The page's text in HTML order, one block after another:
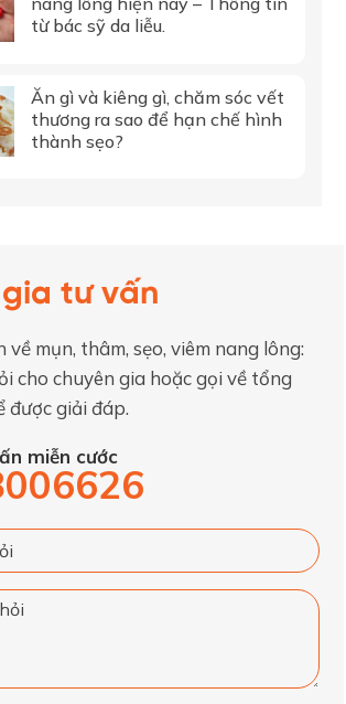
từ bác sỹ da liễu.
Ăn gì và kiêng gì, chăm sóc vết
thương ra sao để hạn chế hình
thành sẹo?
tư vấn
về mụn, thâm, sẹo, viêm nang lông:
cho chuyên gia hoặc gọi về tổng
được giải đáp.
miễn cước